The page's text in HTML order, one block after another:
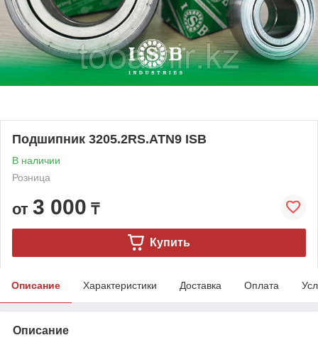
Подшипник 3205.2RS.ATN9 ISB
В наличии
Розница
от 3 000 ₸
Купить
Описание Характеристики Доставка Оплата
Описание